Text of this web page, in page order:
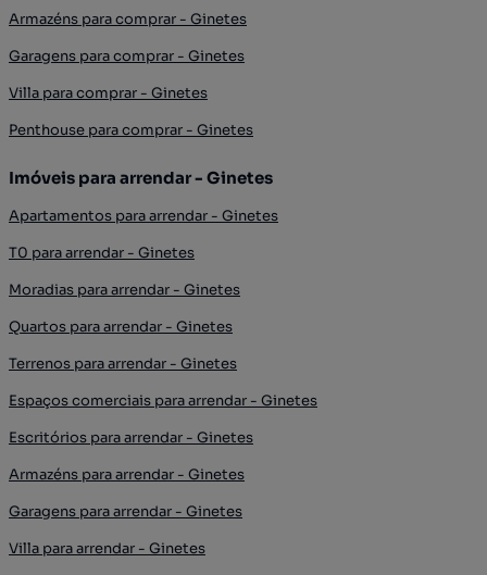
Armazéns para comprar - Ginetes
Garagens para comprar - Ginetes
Villa para comprar - Ginetes
Penthouse para comprar - Ginetes
Imóveis para arrendar - Ginetes
Apartamentos para arrendar - Ginetes
T0 para arrendar - Ginetes
Moradias para arrendar - Ginetes
Quartos para arrendar - Ginetes
Terrenos para arrendar - Ginetes
Espaços comerciais para arrendar - Ginetes
Escritórios para arrendar - Ginetes
Armazéns para arrendar - Ginetes
Garagens para arrendar - Ginetes
Villa para arrendar - Ginetes